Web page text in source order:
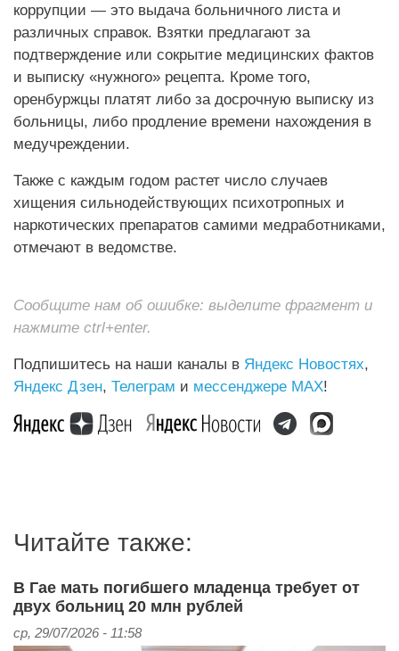
коррупции — это выдача больничного листа и
различных справок. Взятки предлагают за
подтверждение или сокрытие медицинских фактов
и выписку «нужного» рецепта. Кроме того,
оренбуржцы платят либо за досрочную выписку из
больницы, либо продление времени нахождения в
медучреждении.
Также с каждым годом растет число случаев
хищения сильнодействующих психотропных и
наркотических препаратов самими медработниками,
отмечают в ведомстве.
Сообщите нам об ошибке: выделите фрагмент и
нажмите ctrl+enter.
Подпишитесь на наши каналы в Яндекс Новостях,
Яндекс Дзен, Телеграм и мессенджере MAX!
Читайте также:
В Гае мать погибшего младенца требует от
двух больниц 20 млн рублей
ср, 29/07/2026 - 11:58